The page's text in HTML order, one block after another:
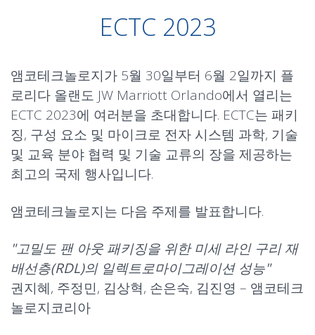
ECTC 2023
앰코테크놀로지가 5월 30일부터 6월 2일까지 플
로리다 올랜도 JW Marriott Orlando에서 열리는
ECTC 2023에 여러분을 초대합니다. ECTC는 패키
징, 구성 요소 및 마이크로 전자 시스템 과학, 기술
및 교육 분야 협력 및 기술 교류의 장을 제공하는
최고의 국제 행사입니다.
앰코테크놀로지는 다음 주제를 발표합니다.
"고밀도 팬 아웃 패키징을 위한 미세 라인 구리 재
배선층(RDL)의 일렉트로마이그레이션 성능"
권지혜, 주정민, 김상혁, 손은숙, 김진영 – 앰코테크
놀로지코리아